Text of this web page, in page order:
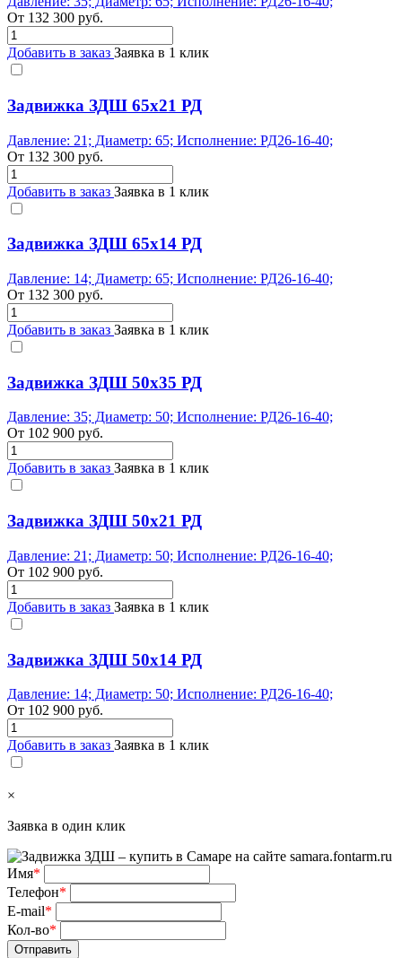
От 132 300 руб.
Добавить в заказ Заявка в 1 клик
Задвижка ЗДШ 65x21 РД
Давление: 21; Диаметр: 65; Исполнение: РД26-16-40;
От 132 300 руб.
Добавить в заказ Заявка в 1 клик
Задвижка ЗДШ 65x14 РД
Давление: 14; Диаметр: 65; Исполнение: РД26-16-40;
От 132 300 руб.
Добавить в заказ Заявка в 1 клик
Задвижка ЗДШ 50x35 РД
Давление: 35; Диаметр: 50; Исполнение: РД26-16-40;
От 102 900 руб.
Добавить в заказ Заявка в 1 клик
Задвижка ЗДШ 50x21 РД
Давление: 21; Диаметр: 50; Исполнение: РД26-16-40;
От 102 900 руб.
Добавить в заказ Заявка в 1 клик
Задвижка ЗДШ 50x14 РД
Давление: 14; Диаметр: 50; Исполнение: РД26-16-40;
От 102 900 руб.
Добавить в заказ Заявка в 1 клик
×
Заявка в один клик
Имя*
Телефон*
E-mail*
Кол-во*
Отправить